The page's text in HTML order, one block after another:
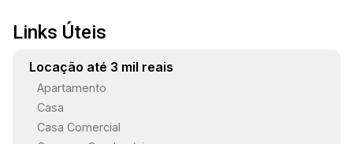
Links Úteis
Locação até 3 mil reais
Apartamento
Casa
Casa Comercial